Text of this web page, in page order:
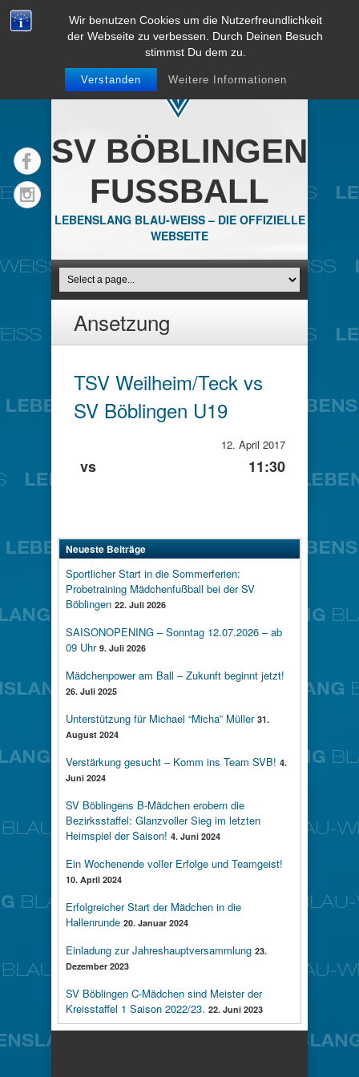
Wir benutzen Cookies um die Nutzerfreundlichkeit
der Webseite zu verbessen. Durch Deinen Besuch
stimmst Du dem zu.
Verstanden Weitere Informationen
SV BÖBLINGEN
FUSSBALL
LEBENSLANG BLAU-WEISS – DIE OFFIZIELLE
WEBSEITE
Ansetzung
TSV Weilheim/Teck vs
SV Böblingen U19
vs
12. April 2017
11:30
Neueste Beiträge
Sportlicher Start in die Sommerferien:
Probetraining Mädchenfußball bei der SV
Böblingen 22. Juli 2026
SAISONOPENING – Sonntag 12.07.2026 – ab
09 Uhr 9. Juli 2026
Mädchenpower am Ball – Zukunft beginnt jetzt!
26. Juli 2025
Unterstützung für Michael “Micha” Müller 31.
August 2024
Verstärkung gesucht – Komm ins Team SVB! 4.
Juni 2024
SV Böblingens B-Mädchen erobern die
Bezirksstaffel: Glanzvoller Sieg im letzten
Heimspiel der Saison! 4. Juni 2024
Ein Wochenende voller Erfolge und Teamgeist!
10. April 2024
Erfolgreicher Start der Mädchen in die
Hallenrunde 20. Januar 2024
Einladung zur Jahreshauptversammlung 23.
Dezember 2023
SV Böblingen C-Mädchen sind Meister der
Kreisstaffel 1 Saison 2022/23. 22. Juni 2023